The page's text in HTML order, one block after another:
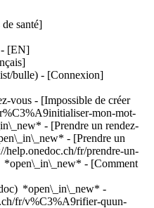
santé]
- [EN]
bulle) - [Connexion]
vous - [Impossible de créer
mon-mot-
- [Prendre un rendez-
- [Prendre un
help.onedoc.ch/fr/prendre-un-
*open\_in\_new* - [Comment
*open\_in\_new* -
d-amont/pctwk/manon-waeber) *chevron\_left* lun. 03 août *chevron\_right* Voir plus de rendez-vous *error\_outline* Une erreur s'est produite lors du chargement des disponibilités [Réessayer](https://www.onedoc.ch) [![M. Nouredin Ayoud, naturopathe MCO/TEN à Châtel-Saint-Denis](https://assets.onedoc.ch/images/users/c710e53d9cd1697db6eecdd9ffd8440c67a5a9a6f18bbf12b1243b93f6a0a7e7-small.jpg "M. Nouredin Ayoud, naturopathe MCO/TEN à Châtel-Saint-Denis")](https://www.onedoc.ch/fr/naturopathe-mco-ten/chatel-saint-denis/pcp3m/nouredin-ayoud) ### [M. Nouredin Ayoud](https://www.onedoc.ch/fr/naturopathe-mco-ten/chatel-saint-denis/pcp3m/nouredin-ayoud) ![Badge indiquant un profil vérifié](https://www.onedoc.ch/assets/images/icons/checkmark.svg) [Naturopathe MCO/TEN](https://www.onedoc.ch/fr/naturopathe-mco-ten/chatel-saint-denis) Naturavie à Châtel-St-Denis Route du Lac Lussy 62 1618 Châtel-Saint-Denis ![M. Nouredin Ayoud est affilié au réseau ASCA](https://assets.onedoc.ch/images/networks/logos/496d325fd4282f2f0a46197dd629fd16fcd2d324839e441a2a65aaa74df08a15-small.png)![M. Nouredin Ayoud est affilié au réseau RME](https://assets.onedoc.ch/images/networks/logos/a202aabd14cdddb5ff03205af2481fb805645ff903773c55a6c572d22f23762e-small.png) ![Icône patient avec un signe plus annonçant que le professionnel accepte de nouveaux patients](https://www.onedoc.ch/assets/images/icons/new-patients.svg)Accepte les nouveaux patients [Réserver un RDV](https://www.onedoc.ch/fr/naturopathe-mco-ten/chatel-saint-denis/pcp3m/nouredin-ayoud) [![Mme Nadège Burgy, kinésiologue à Châtel-Saint-Denis](https://assets.onedoc.ch/images/users/560ccbea5d07c4366afae20d9dfdee9fdae19edbd99de9bb80e127c5380dbcf0-small.png "Mme Nadège Burgy, kinésiologue à Châtel-Saint-Denis")](https://www.onedoc.ch/fr/kinesiologue/chatel-saint-denis/pcrq2/nadege-burgy) ### [Mme Nadège Burgy](https://www.onedoc.ch/fr/kinesiologue/chatel-saint-denis/pcrq2/nadege-burgy) ![Badge indiquant un profil vérifié](https://www.onedoc.ch/assets/images/icons/checkmark.svg) [Kinésiologue](https://www.onedoc.ch/fr/kinesiologue/chatel-saint-denis), [Magnétiseuse/biomagnétiseuse](https://www.onedoc.ch/fr/magnetiseur-biomagnetiseur/chatel-saint-denis) Cabinet de Kinésiologie L'Eveil de Soi Route de Pra de Plan 3 1618 Châtel-Saint-Denis ![Mme Nadège Burgy est affiliée au réseau ASCA](https://assets.onedoc.ch/images/networks/logos/496d325fd4282f2f0a46197dd629fd16fcd2d324839e441a2a65aaa74df08a15-small.png)![Mme Nadège Burgy est affiliée au réseau RME](https://assets.onedoc.ch/images/networks/logos/a202aabd14cdddb5ff03205af2481fb805645ff903773c55a6c572d22f23762e-small.png) ![Icône patient avec un signe plus annonçant que le professionnel accepte de nouveaux patients](https://www.onedoc.ch/assets/images/icons/new-patients.svg)Accepte les nouveaux patients [Réserver un RDV](https://www.onedoc.ch/fr/kinesiologue/chatel-saint-denis/pcrq2/nadege-burgy) [![Mme Lucie Di Giovanni, réflexologue à Marl